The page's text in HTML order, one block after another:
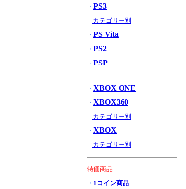
・ PS3
─カテゴリー別
・ PS Vita
・ PS2
・ PSP
・ XBOX ONE
・ XBOX360
─カテゴリー別
・ XBOX
─カテゴリー別
特価商品
・ 1コイン商品